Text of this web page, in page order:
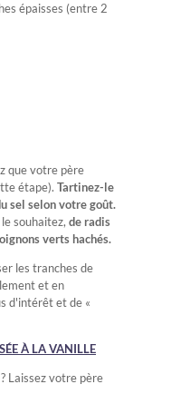
épaisses (entre 2
que votre père
étape). Tartinez-le
sel selon votre goût.
souhaitez, de radis
verts hachés.
les tranches de
et en
d'intérêt et de «
À LA VANILLE
Laissez votre père